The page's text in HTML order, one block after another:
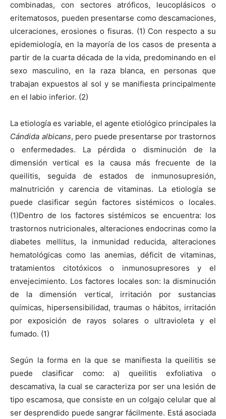
combinadas, con sectores atróficos, leucoplásicos o
eritematosos, pueden presentarse como descamaciones,
ulceraciones, erosiones o fisuras. (1) Con respecto a su
epidemiología, en la mayoría de los casos de presenta a
partir de la cuarta década de la vida, predominando en el
sexo masculino, en la raza blanca, en personas que
trabajan expuestos al sol y se manifiesta principalmente
en el labio inferior. (2)
La etiología es variable, el agente etiológico principales la
Cándida albicans, pero puede presentarse por trastornos
o enfermedades. La pérdida o disminución de la
dimensión vertical es la causa más frecuente de la
queilitis, seguida de estados de inmunosupresión,
malnutrición y carencia de vitaminas. La etiología se
puede clasificar según factores sistémicos o locales.
(1)Dentro de los factores sistémicos se encuentra: los
trastornos nutricionales, alteraciones endocrinas como la
diabetes mellitus, la inmunidad reducida, alteraciones
hematológicas como las anemias, déficit de vitaminas,
tratamientos citotóxicos o inmunosupresores y el
envejecimiento. Los factores locales son: la disminución
de la dimensión vertical, irritación por sustancias
químicas, hipersensibilidad, traumas o hábitos, irritación
por exposición de rayos solares o ultravioleta y el
fumado. (1)
Según la forma en la que se manifiesta la queilitis se
puede clasificar como: a) queilitis exfoliativa o
descamativa, la cual se caracteriza por ser una lesión de
tipo escamosa, que consiste en un colgajo celular que al
ser desprendido puede sangrar fácilmente. Está asociada